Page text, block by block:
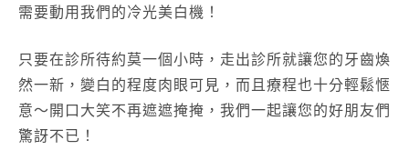
需要動用我們的冷光美白機！
只要在診所待約莫一個小時，走出診所就讓您的牙齒煥
然一新，變白的程度肉眼可見，而且療程也十分輕鬆愜
意～開口大笑不再遮遮掩掩，我們一起讓您的好朋友們
驚訝不已！